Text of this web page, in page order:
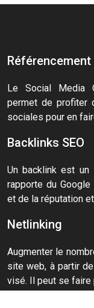
Le Social Media
permet de profiter
sociales pour en
Backlinks SEO
Un backlink est
rapporte du
et de la réputation
Netlinking
Augmenter le
site web, à partir
visé. Il peut se faire